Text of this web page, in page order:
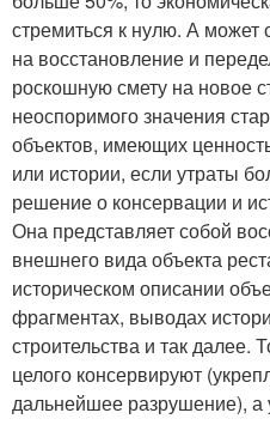
стремиться к нулю. А может
на восстановление и
роскошную смету на новое
неоспоримого значения
объектов, имеющих
или истории, если утраты
решение о консервации и
Она представляет собой
внешнего вида объекта
историческом описании
фрагментах, выводах
строительства и так далее.
целого консервируют
дальнейшее разрушение), а